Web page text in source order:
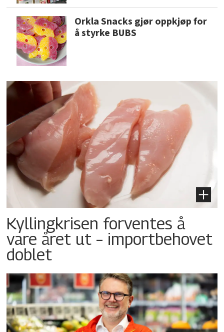
Orkla Snacks gjør oppkjøp for
å styrke BUBS
Kyllingkrisen forventes å
vare året ut – importbehovet
doblet